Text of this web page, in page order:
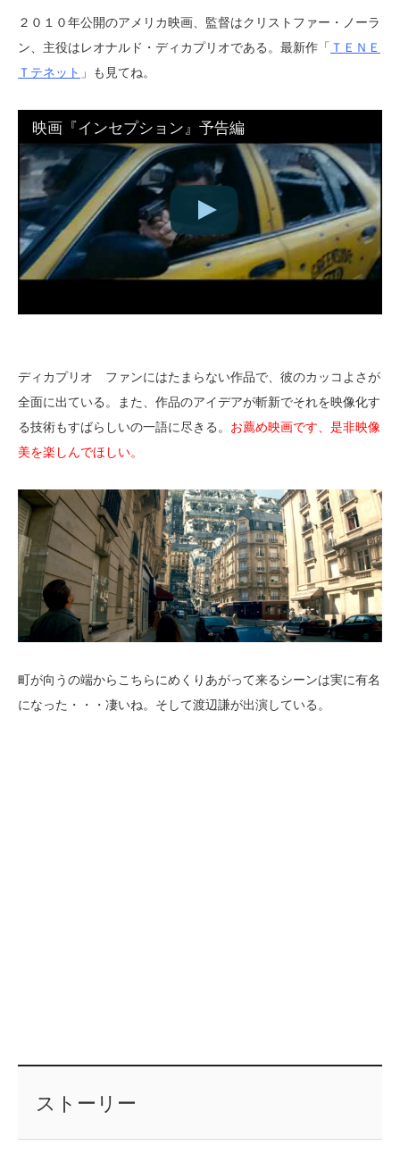
２０１０年公開のアメリカ映画、監督はクリストファー・ノーラ
ン、主役はレオナルド・ディカプリオである。最新作「 ＴＥＮＥ
Ｔテネット 」も見てね。
映画『インセプション』予告編
ディカプリオ ファンにはたまらない作品で、彼のカッコよさが
全面に出ている。また、作品のアイデアが斬新でそれを映像化す
る技術もすばらしいの一語に尽きる。 お薦め映画です、是非映像
美を楽しんでほしい。
町が向うの端からこちらにめくりあがって来るシーンは実に有名
になった・・・凄いね。そして渡辺謙が出演している。
ストーリー